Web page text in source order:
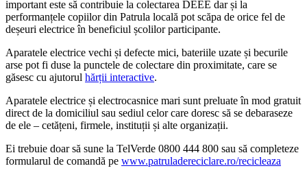
important este să contribuie la colectarea DEEE dar și la
performanțele copiilor din Patrula locală pot scăpa de orice fel de
deșeuri electrice în beneficiul școlilor participante.
Aparatele electrice vechi și defecte mici, bateriile uzate și becurile
arse pot fi duse la punctele de colectare din proximitate, care se
găsesc cu ajutorul hărții interactive.
Aparatele electrice și electrocasnice mari sunt preluate în mod gratuit
direct de la domiciliul sau sediul celor care doresc să se debaraseze
de ele – cetățeni, firmele, instituții și alte organizații.
Ei trebuie doar să sune la TelVerde 0800 444 800 sau să completeze
formularul de comandă pe www.patruladereciclare.ro/recicleaza